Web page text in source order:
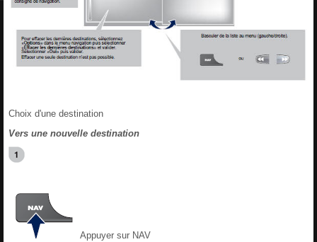
Choix d'une destination
Vers une nouvelle destination
Appuyer sur NAV